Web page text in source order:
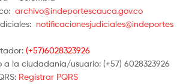
archivo@indeportescauca.gov.co
notificacionesjudiciales@indeportes
(+57)6028323926
a la ciudadanía/usuario: (+57) 6028323926
Registrar PQRS